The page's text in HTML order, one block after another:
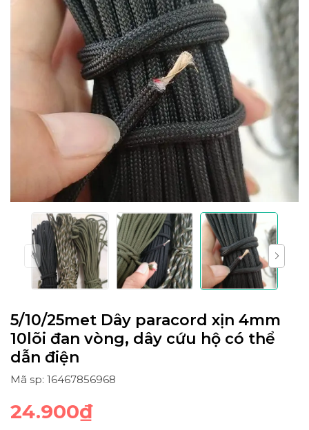
5/10/25met Dây paracord xịn 4mm
10lõi đan vòng, dây cứu hộ có thể
dẫn điện
Mã sp: 16467856968
24.900₫